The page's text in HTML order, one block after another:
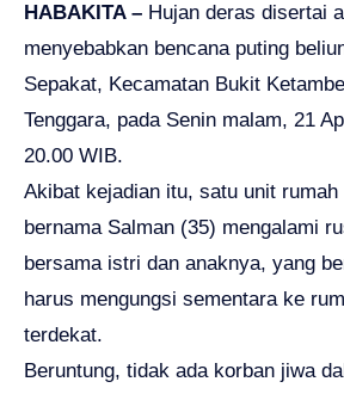
HABAKITA – Hujan deras disertai
menyebabkan bencana puting
Sepakat, Kecamatan Bukit
Tenggara, pada Senin malam, 21
20.00 WIB.
Akibat kejadian itu, satu unit
bernama Salman (35) mengalami
bersama istri dan anaknya, yang
harus mengungsi sementara ke
terdekat.
Beruntung, tidak ada korban jiwa